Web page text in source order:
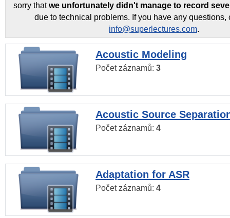
sorry thatwe unfortunately didn't manage to record
due to technical problems. If you have any questions,
info@superlectures.com.
Acoustic Modeling
Počet záznamů: 3
Acoustic Source
Počet záznamů: 4
Adaptation for ASR
Počet záznamů: 4